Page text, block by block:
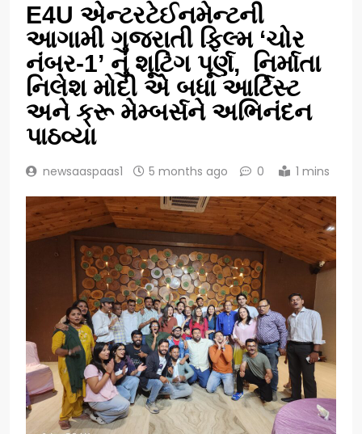
E4U એન્ટરટેઈનમેન્ટની
આગામી ગુજરાતી ફિલ્મ ‘ચોર
નંબર-1’ નું શૂટિંગ પૂર્ણ, નિર્માતા
નિલેશ મોદી એ બધા આર્ટિસ્ટ
અને ક્રૂ મેમ્બર્સને અભિનંદન
પાઠવ્યા
newsaaspaas1 5 months ago 0 1 mins